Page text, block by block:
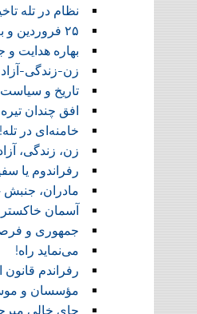
نظام در تله
۲۵ فروردین و بعد از آن!
بهاره هدایت
زن-زندگی-
تاریخ و
افق چندان
خامنه‌ای در تله!
زن، زندگی،
رفراندوم یا
مادران،
آسمان
جمهوری و
می‌نماید راه!
رفراندم
مؤسسان و
جای خالی